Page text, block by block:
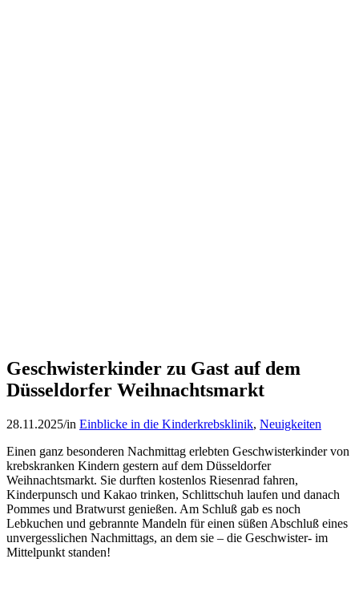
Geschwisterkinder zu Gast auf dem
Düsseldorfer Weihnachtsmarkt
28.11.2025/in Einblicke in die Kinderkrebsklinik, Neuigkeiten
Einen ganz besonderen Nachmittag erlebten Geschwisterkinder von
krebskranken Kindern gestern auf dem Düsseldorfer
Weihnachtsmarkt. Sie durften kostenlos Riesenrad fahren,
Kinderpunsch und Kakao trinken, Schlittschuh laufen und danach
Pommes und Bratwurst genießen. Am Schluß gab es noch
Lebkuchen und gebrannte Mandeln für einen süßen Abschluß eines
unvergesslichen Nachmittags, an dem sie – die Geschwister- im
Mittelpunkt standen!